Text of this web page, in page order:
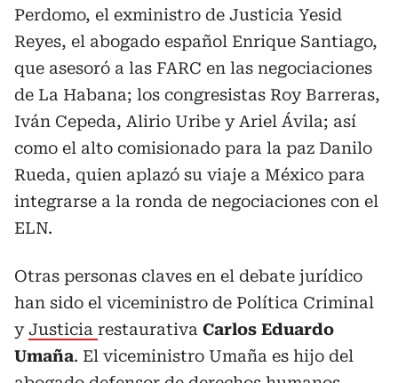
Perdomo, el exministro de Justicia Yesid
Reyes, el abogado español Enrique Santiago,
que asesoró a las FARC en las negociaciones
de La Habana; los congresistas Roy Barreras,
Iván Cepeda, Alirio Uribe y Ariel Ávila; así
como el alto comisionado para la paz Danilo
Rueda, quien aplazó su viaje a México para
integrarse a la ronda de negociaciones con el
ELN.
Otras personas claves en el debate jurídico
han sido el viceministro de Política Criminal
yJusticia restaurativa Carlos Eduardo
Umaña. El viceministro Umaña es hijo del